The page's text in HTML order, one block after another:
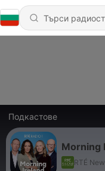
Подкастове
Morning
RTÉ